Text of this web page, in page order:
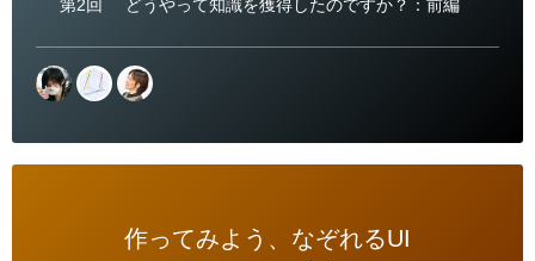
第2回 どうやって知識を獲得したのですか？：前編
作ってみよう、なぞれるUI